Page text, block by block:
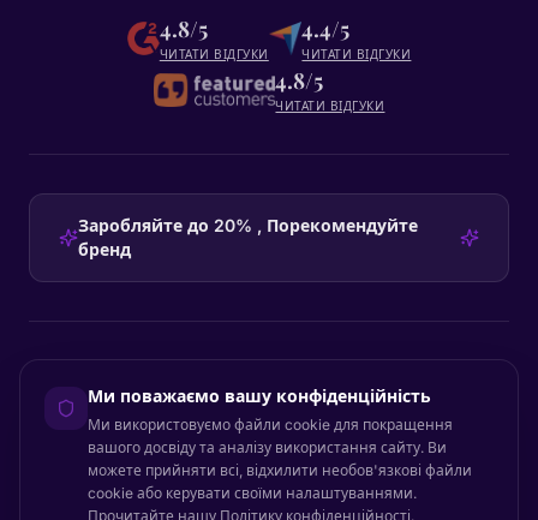
4.8/5
ЧИТАТИ ВІДГУКИ
4.4/5
ЧИТАТИ ВІДГУКИ
4.8/5
ЧИТАТИ ВІДГУКИ
Заробляйте до 20% , Порекомендуйте
бренд
Certainly Group ApS
C/O GRROW, Pilestræde 52A · 1112 København K · Denmark
Ми поважаємо вашу конфіденційність
Ми використовуємо файли cookie для покращення
вашого досвіду та аналізу використання сайту. Ви
можете прийняти всі, відхилити необов'язкові файли
cookie або керувати своїми налаштуваннями.
Прочитайте нашу Політику конфіденційності.